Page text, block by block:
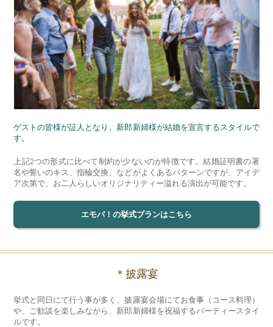
ゲストの皆様が証人となり、新郎新婦様が結婚を宣言するスタイルで
す。
上記2つの形式に比べて制約が少ないのが特徴です。結婚証明書の署
名や誓いのキス、指輪交換、などがよくあるパターンですが、アイデ
ア次第で、お二人らしいオリジナリティー溢れる演出が可能です。
エモパ！の挙式プランはこちら
＊披露宴
挙式と同日にて行う事が多く、披露宴会場にてお食事（コース料理）
や、ご歓談を楽しみながら、新郎新婦様を祝福するパーティースタイ
ルです。